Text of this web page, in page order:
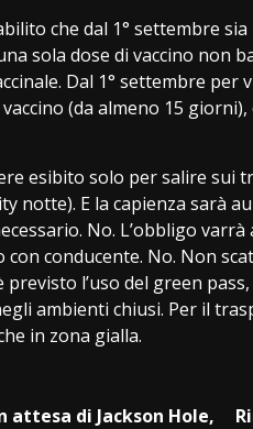
che dal 1° settembre
sola dose di vaccino non
Dal 1° settembre
(da almeno 15
esibito solo per salire sui
notte). E la capienza sarà
No. L’obbligo
con conducente. No. Non
l’uso del green
ambienti chiusi. Per il
in zona gialla.
attesa di Jackson Hole,